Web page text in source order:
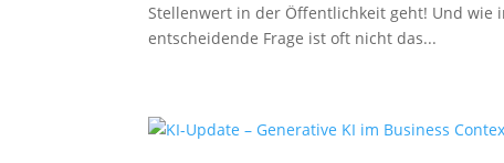
Stellenwert in der Öffentlichkeit geht! Und wie
entscheidende Frage ist oft nicht das...